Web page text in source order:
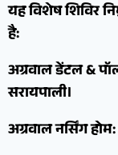
यह विशेष शिविर
है:
अग्रवाल डेंटल &
सरायपाली।
अग्रवाल नर्सिंग